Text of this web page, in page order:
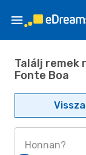
Találj remek
Fonte Boa
Honnan?